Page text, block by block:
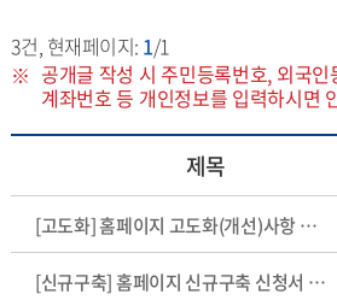
3건, 현재페이지: 1/1
공개글 작성 시 주민등록번호, 외국
계좌번호 등 개인정보를 입력하시면
제목
[고도화] 홈페이지 고도화(개선)사항 신청서 양식
[신규구축] 홈페이지 신규구축 신청서 양식 : 학과/전공